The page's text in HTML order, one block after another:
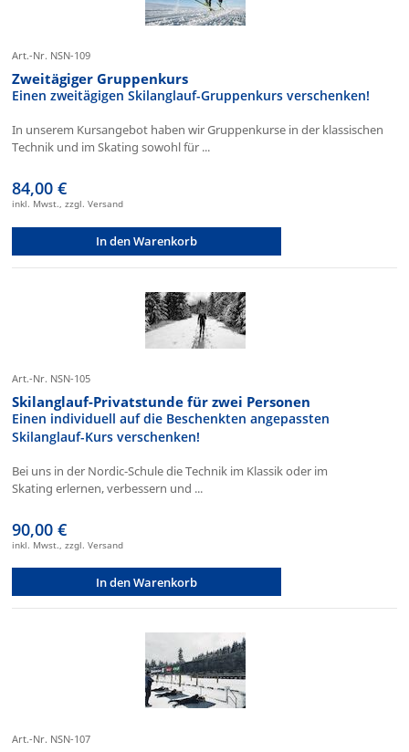
Art.-Nr. NSN-109
Zweitägiger Gruppenkurs
Einen zweitägigen Skilanglauf-Gruppenkurs verschenken!
In unserem Kursangebot haben wir Gruppenkurse in der klassischen
Technik und im Skating sowohl für ...
84,00 €
inkl. Mwst., zzgl. Versand
In den Warenkorb
Art.-Nr. NSN-105
Skilanglauf-Privatstunde für zwei Personen
Einen individuell auf die Beschenkten angepassten
Skilanglauf-Kurs verschenken!
Bei uns in der Nordic-Schule die Technik im Klassik oder im
Skating erlernen, verbessern und ...
90,00 €
inkl. Mwst., zzgl. Versand
In den Warenkorb
Art.-Nr. NSN-107